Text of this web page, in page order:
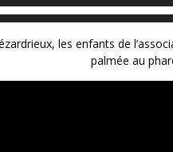
les enfants de
palmée au